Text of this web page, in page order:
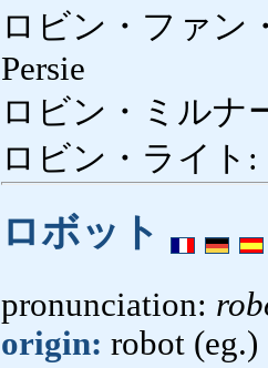
ロビン・ファン
Persie
ロビン・ミルナ
ロビン・ライト:
ロボット
pronunciation:
origin: robot (eg.)